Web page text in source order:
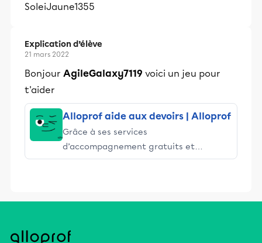
SoleiJaune1355
Explication d’élève
21 mars 2022
Bonjour AgileGalaxy7119 voici un jeu pour
t'aider
Alloprof aide aux devoirs | Alloprof
Grâce à ses services
d’accompagnement gratuits et
stimulants, Alloprof engage les élèves